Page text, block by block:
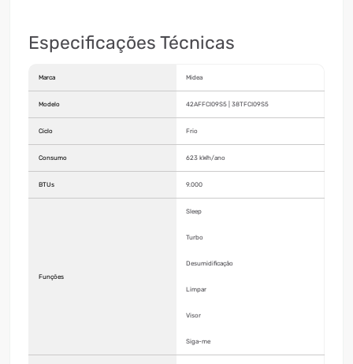
Especificações Técnicas
Marca Midea
Modelo 42AFFCI09S5 | 38TFCI09S5
Ciclo Frio
Consumo 623 kWh/ano
BTUs 9.000
Funções
Sleep
Turbo
Desumidificação
Limpar
Visor
Siga-me